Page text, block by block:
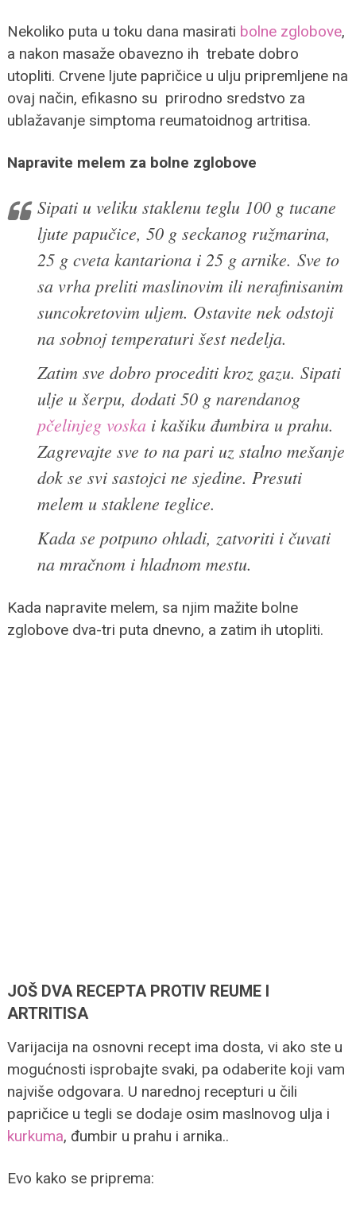
Nekoliko puta u toku dana masirati bolne zglobove,
a nakon masaže obavezno ih trebate dobro
utopliti. Crvene ljute papričice u ulju pripremljene na
ovaj način, efikasno su prirodno sredstvo za
ublažavanje simptoma reumatoidnog artritisa.
Napravite melem za bolne zglobove
Sipati u veliku staklenu teglu 100 g tucane
ljute papučice, 50 g seckanog ružmarina,
25 g cveta kantariona i 25 g arnike. Sve to
sa vrha preliti maslinovim ili nerafinisanim
suncokretovim uljem. Ostavite nek odstoji
na sobnoj temperaturi šest nedelja.
Zatim sve dobro procediti kroz gazu. Sipati
ulje u šerpu, dodati 50 g narendanog
pčelinjeg voskai kašiku đumbira u prahu.
Zagrevajte sve to na pari uz stalno mešanje
dok se svi sastojci ne sjedine. Presuti
melem u staklene teglice.
Kada se potpuno ohladi, zatvoriti i čuvati
na mračnom i hladnom mestu.
Kada napravite melem, sa njim mažite bolne
zglobove dva-tri puta dnevno, a zatim ih utopliti.
JOŠ DVA RECEPTA PROTIV REUME I
ARTRITISA
Varijacija na osnovni recept ima dosta, vi ako ste u
mogućnosti isprobajte svaki, pa odaberite koji vam
najviše odgovara. U narednoj recepturi u čili
papričice u tegli se dodaje osim maslnovog ulja i
kurkuma, đumbir u prahu i arnika..
Evo kako se priprema: